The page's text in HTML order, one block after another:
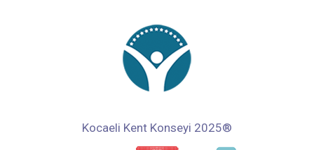
Kocaeli Kent Konseyi 2025®